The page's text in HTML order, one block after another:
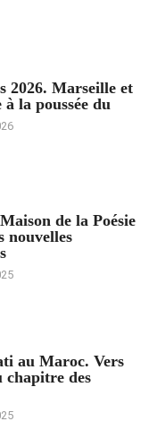
2026. Marseille et
la poussée du
de la Poésie
nouvelles
au Maroc. Vers
chapitre des